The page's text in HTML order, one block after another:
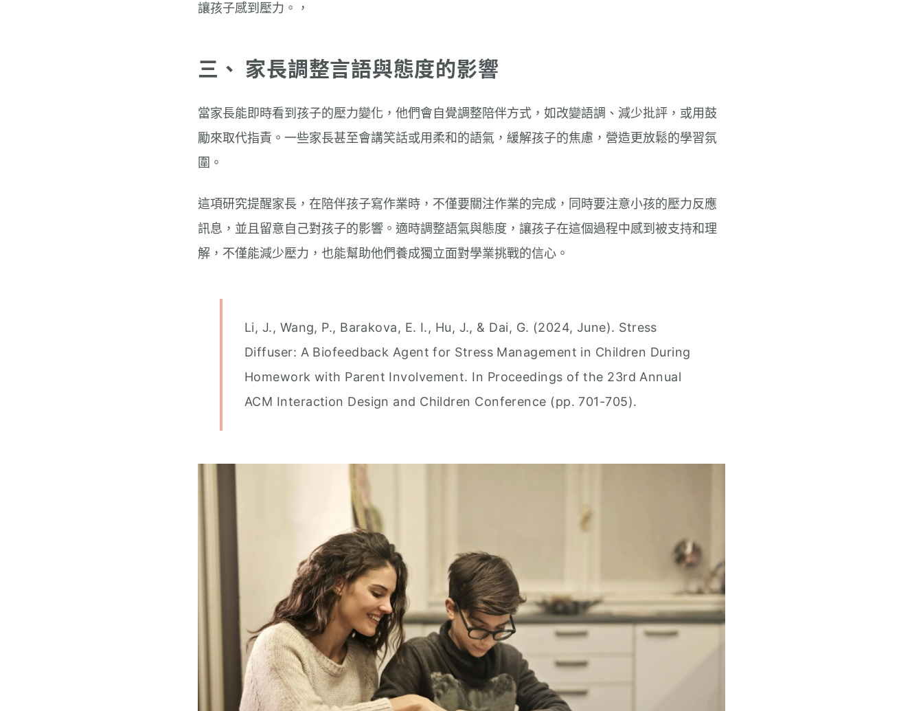
讓孩子感到壓力。，
三、 家長調整言語與態度的影響
當家長能即時看到孩子的壓力變化，他們會自覺調整陪伴方式，如改變語調、減少批評，或用鼓
勵來取代指責。一些家長甚至會講笑話或用柔和的語氣，緩解孩子的焦慮，營造更放鬆的學習氛
圍。
這項研究提醒家長，在陪伴孩子寫作業時，不僅要關注作業的完成，同時要注意小孩的壓力反應
訊息，並且留意自己對孩子的影響。適時調整語氣與態度，讓孩子在這個過程中感到被支持和理
解，不僅能減少壓力，也能幫助他們養成獨立面對學業挑戰的信心。
Li, J., Wang, P., Barakova, E. I., Hu, J., & Dai, G. (2024, June). Stress
Diffuser: A Biofeedback Agent for Stress Management in Children During
Homework with Parent Involvement. In Proceedings of the 23rd Annual
ACM Interaction Design and Children Conference (pp. 701-705).